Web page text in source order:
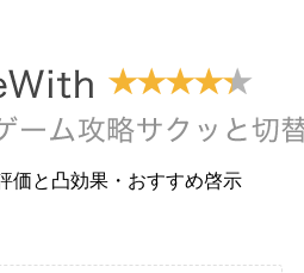
価と凸効果・おすすめ啓示